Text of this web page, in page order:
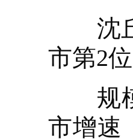
沈丘
市第2
规模
市增速